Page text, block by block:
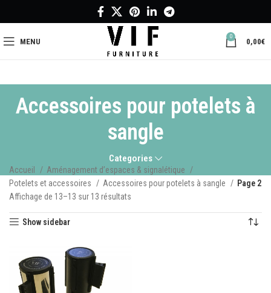
MENU
0
0,00€
Accessoires pour potelets à
sangle
Categories
Accueil
Aménagement d’espaces & signalétique
Potelets et accessoires
Accessoires pour potelets à sangle
Page 2
Affichage de 13–13 sur 13 résultats
Show sidebar